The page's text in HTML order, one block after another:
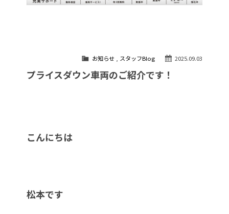
2025.09.03
お知らせ, スタッフBlog
プライスダウン車両のご紹介です！
こんにちは
松本です